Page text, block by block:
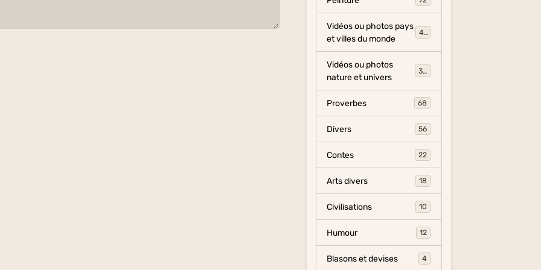
Vidéos ou photos pays
et villes du monde
454
Vidéos ou photos
nature et univers
325
Proverbes 68
Divers 56
Contes 22
Arts divers 18
Civilisations 10
Humour 12
Blasons et devises 4